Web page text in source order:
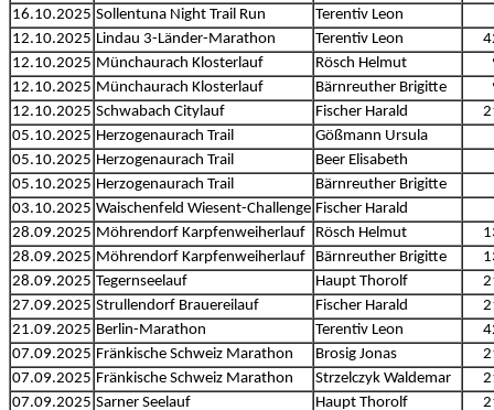
16.10.2025 Sollentuna Night Trail Run
Terentiv Leon
12.10.2025 Lindau 3-Länder-Marathon Terentiv Leon
12.10.2025 Münchaurach Klosterlauf Rösch Helmut
12.10.2025 Münchaurach Klosterlauf Bärnreuther Brigitte
12.10.2025 Schwabach Citylauf Fischer Harald
05.10.2025 Herzogenaurach Trail
Gößmann Ursula
05.10.2025 Herzogenaurach Trail
Beer Elisabeth
05.10.2025 Herzogenaurach Trail
Bärnreuther Brigitte
03.10.2025 Waischenfeld Wiesent-Challenge Fischer Harald
28.09.2025 Möhrendorf Karpfenweiherlauf Rösch Helmut
28.09.2025 Möhrendorf Karpfenweiherlauf Bärnreuther Brigitte
28.09.2025 Tegernseelauf Haupt Thorolf
27.09.2025 Strullendorf Brauereilauf Fischer Harald
21.09.2025 Berlin-Marathon Terentiv Leon
07.09.2025 Fränkische Schweiz Marathon Brosig Jonas
07.09.2025 Fränkische Schweiz Marathon Strzelczyk Waldemar
07.09.2025 Sarner Seelauf Haupt Thorolf